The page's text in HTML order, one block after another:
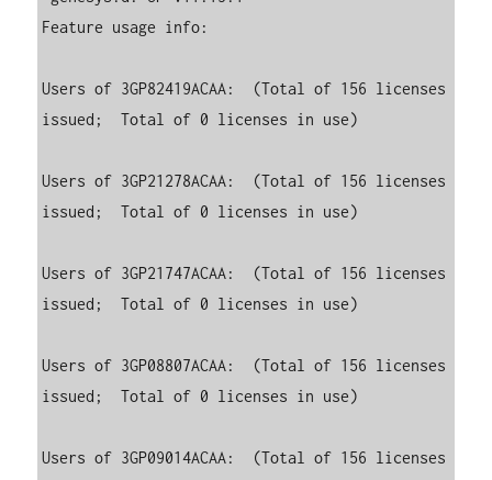
Feature usage info:
Users of 3GP82419ACAA:  (Total of 156 licenses
issued;  Total of 0 licenses in use)
Users of 3GP21278ACAA:  (Total of 156 licenses
issued;  Total of 0 licenses in use)
Users of 3GP21747ACAA:  (Total of 156 licenses
issued;  Total of 0 licenses in use)
Users of 3GP08807ACAA:  (Total of 156 licenses
issued;  Total of 0 licenses in use)
Users of 3GP09014ACAA:  (Total of 156 licenses